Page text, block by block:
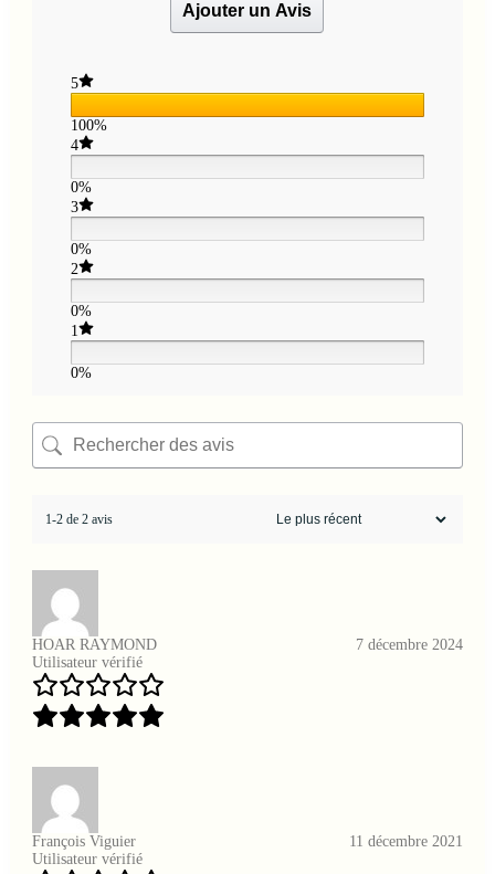
Ajouter un Avis
5
100%
4
0%
3
0%
2
0%
1
0%
1-2 de 2 avis
HOAR RAYMOND
Utilisateur vérifié
7 décembre 2024
François Viguier
Utilisateur vérifié
11 décembre 2021